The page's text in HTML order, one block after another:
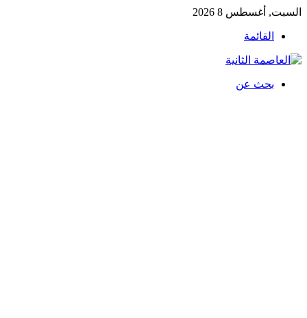
السبت, أغسطس 8 2026
القائمة
بحث عن